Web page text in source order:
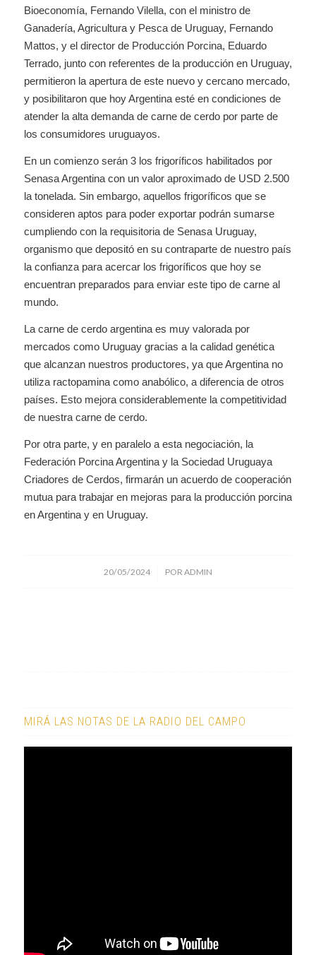
Bioeconomía, Fernando Vilella, con el ministro de
Ganadería, Agricultura y Pesca de Uruguay, Fernando
Mattos, y el director de Producción Porcina, Eduardo
Terrado, junto con referentes de la producción en Uruguay,
permitieron la apertura de este nuevo y cercano mercado,
y posibilitaron que hoy Argentina esté en condiciones de
atender la alta demanda de carne de cerdo por parte de
los consumidores uruguayos.
En un comienzo serán 3 los frigoríficos habilitados por
Senasa Argentina con un valor aproximado de USD 2.500
la tonelada. Sin embargo, aquellos frigoríficos que se
consideren aptos para poder exportar podrán sumarse
cumpliendo con la requisitoria de Senasa Uruguay,
organismo que depositó en su contraparte de nuestro país
la confianza para acercar los frigoríficos que hoy se
encuentran preparados para enviar este tipo de carne al
mundo.
La carne de cerdo argentina es muy valorada por
mercados como Uruguay gracias a la calidad genética
que alcanzan nuestros productores, ya que Argentina no
utiliza ractopamina como anabólico, a diferencia de otros
países. Esto mejora considerablemente la competitividad
de nuestra carne de cerdo.
Por otra parte, y en paralelo a esta negociación, la
Federación Porcina Argentina y la Sociedad Uruguaya
Criadores de Cerdos, firmarán un acuerdo de cooperación
mutua para trabajar en mejoras para la producción porcina
en Argentina y en Uruguay.
20/05/2024
/ PORADMIN
MIRÁ LAS NOTAS DE LA RADIO DEL CAMPO